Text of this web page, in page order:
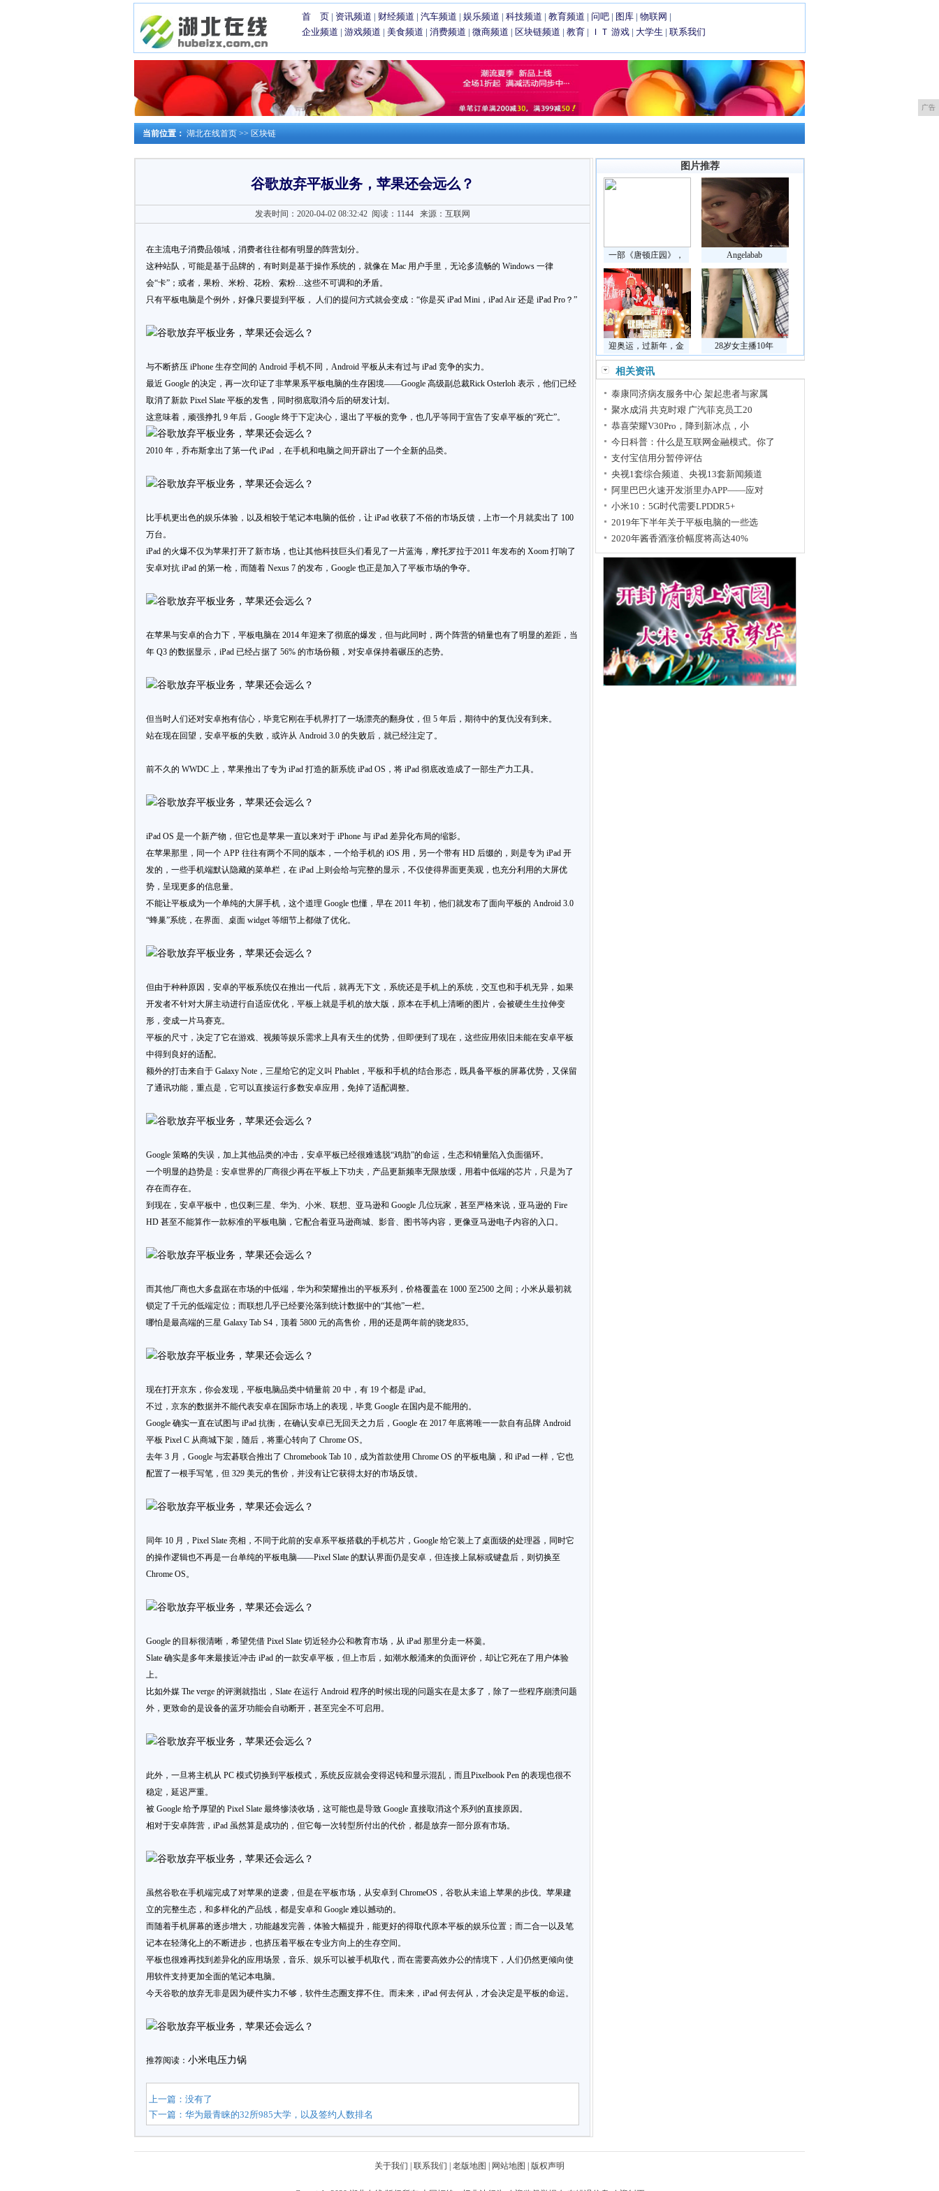
首 页 | 资讯频道 | 财经频道 | 汽车频道 | 娱乐频道 | 科技频道 | 教育频道 | 问吧 | 图库 | 物联网 |
企业频道 | 游戏频道 | 美食频道 | 消费频道 | 微商频道 | 区块链频道 | 教育 | ＩＴ 游戏 | 大学生 | 联系我们
广告
当前位置： 湖北在线首页 >> 区块链
谷歌放弃平板业务，苹果还会远么？
发表时间：2020-04-02 08:32:42 阅读：1144 来源：互联网
在主流电子消费品领域，消费者往往都有明显的阵营划分。
这种站队，可能是基于品牌的，有时则是基于操作系统的，就像在 Mac 用户手里，无论多流畅的 Windows 一律
会“卡”；或者，果粉、米粉、花粉、索粉…这些不可调和的矛盾。
只有平板电脑是个例外，好像只要提到平板， 人们的提问方式就会变成：“你是买 iPad Mini，iPad Air 还是 iPad Pro？”
与不断挤压 iPhone 生存空间的 Android 手机不同，Android 平板从未有过与 iPad 竞争的实力。
最近 Google 的决定，再一次印证了非苹果系平板电脑的生存困境——Google 高级副总裁Rick Osterloh 表示，他们已经
取消了新款 Pixel Slate 平板的发售，同时彻底取消今后的研发计划。
这意味着，顽强挣扎 9 年后，Google 终于下定决心，退出了平板的竞争，也几乎等同于宣告了安卓平板的“死亡”。
2010 年，乔布斯拿出了第一代 iPad ，在手机和电脑之间开辟出了一个全新的品类。
比手机更出色的娱乐体验，以及相较于笔记本电脑的低价，让 iPad 收获了不俗的市场反馈，上市一个月就卖出了 100
万台。
iPad 的火爆不仅为苹果打开了新市场，也让其他科技巨头们看见了一片蓝海，摩托罗拉于2011 年发布的 Xoom 打响了
安卓对抗 iPad 的第一枪，而随着 Nexus 7 的发布，Google 也正是加入了平板市场的争夺。
在苹果与安卓的合力下，平板电脑在 2014 年迎来了彻底的爆发，但与此同时，两个阵营的销量也有了明显的差距，当
年 Q3 的数据显示，iPad 已经占据了 56% 的市场份额，对安卓保持着碾压的态势。
但当时人们还对安卓抱有信心，毕竟它刚在手机界打了一场漂亮的翻身仗，但 5 年后，期待中的复仇没有到来。
站在现在回望，安卓平板的失败，或许从 Android 3.0 的失败后，就已经注定了。
前不久的 WWDC 上，苹果推出了专为 iPad 打造的新系统 iPad OS，将 iPad 彻底改造成了一部生产力工具。
iPad OS 是一个新产物，但它也是苹果一直以来对于 iPhone 与 iPad 差异化布局的缩影。
在苹果那里 ，同一个 APP 往往有两个不同的版本，一个给手机的 iOS 用，另一个带有 HD 后缀的，则是专为 iPad 开
发的，一些手机端默认隐藏的菜单栏，在 iPad 上则会给与完整的显示，不仅使得界面更美观，也充分利用的大屏优
势，呈现更多的信息量。
不能让平板成为一个单纯的大屏手机，这个道理 Google 也懂，早在 2011 年初，他们就发布了面向平板的 Android 3.0
“蜂巢”系统，在界面、桌面 widget 等细节上都做了优化。
但由于种种原因，安卓的平板系统仅在推出一代后，就再无下文，系统还是手机上的系统，交互也和手机无异，如果
开发者不针对大屏主动进行自适应优化，平板上就是手机的放大版，原本在手机上清晰的图片，会被硬生生拉伸变
形，变成一片马赛克。
平板的尺寸，决定了它在游戏、视频等娱乐需求上具有天生的优势，但即便到了现在，这些应用依旧未能在安卓平板
中得到良好的适配。
额外的打击来自于 Galaxy Note，三星给它的定义叫 Phablet，平板和手机的结合形态，既具备平板的屏幕优势，又保留
了通讯功能，重点是，它可以直接运行多数安卓应用，免掉了适配调整。
Google 策略的失误，加上其他品类的冲击，安卓平板已经很难逃脱“鸡肋”的命运，生态和销量陷入负面循环。
一个明显的趋势是：安卓世界的厂商很少再在平板上下功夫，产品更新频率无限放缓，用着中低端的芯片，只是为了
存在而存在。
到现在，安卓平板中，也仅剩三星、华为、小米、联想、亚马逊和 Google 几位玩家，甚至严格来说，亚马逊的 Fire
HD 甚至不能算作一款标准的平板电脑，它配合着亚马逊商城、影音、图书等内容，更像亚马逊电子内容的入口。
而其他厂商也大多盘踞在市场的中低端，华为和荣耀推出的平板系列，价格覆盖在 1000 至2500 之间；小米从最初就
锁定了千元的低端定位；而联想几乎已经要沦落到统计数据中的“其他”一栏。
哪怕是最高端的三星 Galaxy Tab S4，顶着 5800 元的高售价，用的还是两年前的骁龙835。
现在打开京东，你会发现，平板电脑品类中销量前 20 中，有 19 个都是 iPad。
不过，京东的数据并不能代表安卓在国际市场上的表现，毕竟 Google 在国内是不能用的。
Google 确实一直在试图与 iPad 抗衡，在确认安卓已无回天之力后，Google 在 2017 年底将唯一一款自有品牌 Android
平板 Pixel C 从商城下架，随后，将重心转向了 Chrome OS。
去年 3 月，Google 与宏碁联合推出了 Chromebook Tab 10，成为首款使用 Chrome OS 的平板电脑，和 iPad 一样，它也
配置了一根手写笔，但 329 美元的售价，并没有让它获得太好的市场反馈。
同年 10 月，Pixel Slate 亮相，不同于此前的安卓系平板搭载的手机芯片，Google 给它装上了桌面级的处理器，同时它
的操作逻辑也不再是一台单纯的平板电脑——Pixel Slate 的默认界面仍是安卓，但连接上鼠标或键盘后，则切换至
Chrome OS。
Google 的目标很清晰，希望凭借 Pixel Slate 切近轻办公和教育市场，从 iPad 那里分走一杯羹。
Slate 确实是多年来最接近冲击 iPad 的一款安卓平板，但上市后，如潮水般涌来的负面评价，却让它死在了用户体验
上。
比如外媒 The verge 的评测就指出，Slate 在运行 Android 程序的时候出现的问题实在是太多了，除了一些程序崩溃问题
外，更致命的是设备的蓝牙功能会自动断开，甚至完全不可启用。
此外，一旦将主机从 PC 模式切换到平板模式，系统反应就会变得迟钝和显示混乱，而且Pixelbook Pen 的表现也很不
稳定，延迟严重。
被 Google 给予厚望的 Pixel Slate 最终惨淡收场，这可能也是导致 Google 直接取消这个系列的直接原因。
相对于安卓阵营，iPad 虽然算是成功的，但它每一次转型所付出的代价，都是放弃一部分原有市场。
虽然谷歌在手机端完成了对苹果的逆袭，但是在平板市场，从安卓到 ChromeOS，谷歌从未追上苹果的步伐。苹果建
立的完整生态，和多样化的产品线，都是安卓和 Google 难以撼动的。
而随着手机屏幕的逐步增大，功能越发完善，体验大幅提升，能更好的得取代原本平板的娱乐位置；而二合一以及笔
记本在轻薄化上的不断进步，也挤压着平板在专业方向上的生存空间。
平板也很难再找到差异化的应用场景，音乐、娱乐可以被手机取代，而在需要高效办公的情境下，人们仍然更倾向使
用软件支持更加全面的笔记本电脑。
今天谷歌的放弃无非是因为硬件实力不够，软件生态圈支撑不住。而未来，iPad 何去何从，才会决定是平板的命运。
推荐阅读： 小米电压力锅
上一篇：没有了
下一篇：华为最青睐的32所985大学，以及签约人数排名
图片推荐
一部《唐顿庄园》， Angelabab
迎奥运，过新年，金 28岁女主播10年
相关资讯
泰康同济病友服务中心 架起患者与家属
聚水成涓 共克时艰 广汽菲克员工20
恭喜荣耀V30Pro，降到新冰点，小
今日科普：什么是互联网金融模式。你了
支付宝信用分暂停评估
央视1套综合频道、央视13套新闻频道
阿里巴巴火速开发浙里办APP——应对
小米10：5G时代需要LPDDR5+
2019年下半年关于平板电脑的一些选
2020年酱香酒涨价幅度将高达40%
关于我们 联系我们 老版地图 网站地图 版权声明